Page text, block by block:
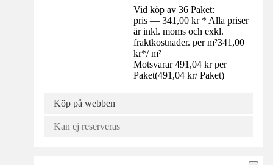
Vid köp av 36 Paket:
pris — 341,00 kr * Alla priser
är inkl. moms och exkl.
fraktkostnader. per m²341,00
kr*/ m²
Motsvarar 491,04 kr per
Paket(491,04 kr/ Paket)
Köp på webben
Kan ej reserveras